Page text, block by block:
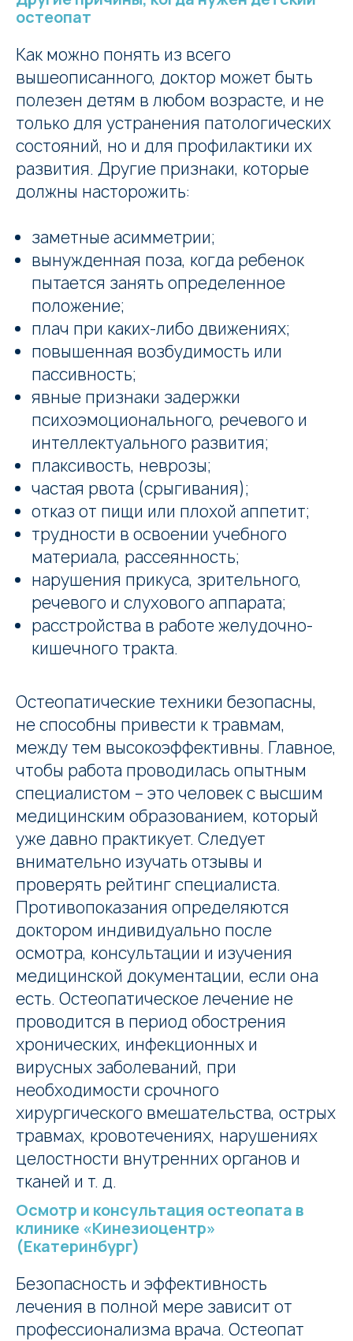
Заказать звонок
остеопат
Как можно понять из всего
вышеописанного, доктор может быть
полезен детям в любом возрасте, и не
только для устранения патологических
состояний, но и для профилактики их
развития. Другие признаки, которые
должны насторожить:
заметные асимметрии;
вынужденная поза, когда ребенок
пытается занять определенное
положение;
плач при каких-либо движениях;
повышенная возбудимость или
пассивность;
явные признаки задержки
психоэмоционального, речевого и
интеллектуального развития;
плаксивость, неврозы;
частая рвота (срыгивания);
отказ от пищи или плохой аппетит;
трудности в освоении учебного
материала, рассеянность;
нарушения прикуса, зрительного,
речевого и слухового аппарата;
расстройства в работе желудочно-
кишечного тракта.
Остеопатические техники безопасны,
не способны привести к травмам,
между тем высокоэффективны. Главное,
чтобы работа проводилась опытным
специалистом – это человек с высшим
медицинским образованием, который
уже давно практикует. Следует
внимательно изучать отзывы и
проверять рейтинг специалиста.
Противопоказания определяются
доктором индивидуально после
осмотра, консультации и изучения
медицинской документации, если она
есть. Остеопатическое лечение не
проводится в период обострения
хронических, инфекционных и
вирусных заболеваний, при
необходимости срочного
хирургического вмешательства, острых
травмах, кровотечениях, нарушениях
целостности внутренних органов и
тканей и т. д.
Осмотр и консультация остеопата в
клинике «Кинезиоцентр»
(Екатеринбург)
Безопасность и эффективность
лечения в полной мере зависит от
профессионализма врача. Остеопат